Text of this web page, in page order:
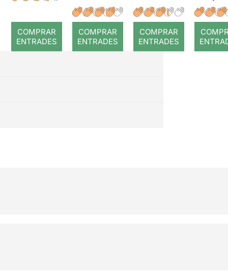
COMPRAR
ENTRADES
a temps
COMPRAR
ENTRADES
r: Temps
COMPRAR
ENTRADES
: